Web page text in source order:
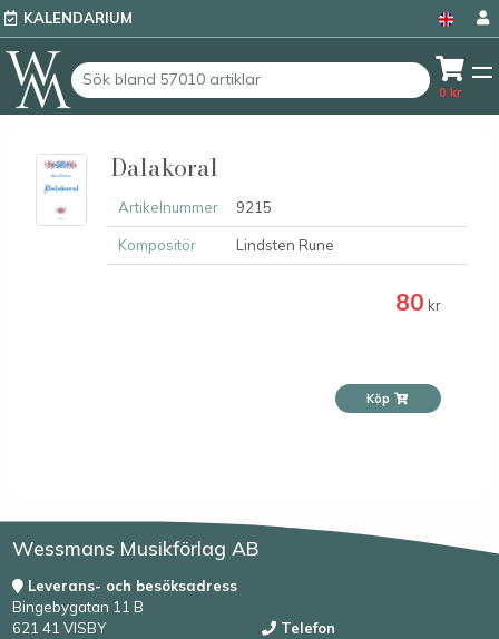
KALENDARIUM
0 kr
Dalakoral
Artikelnummer 9215
Kompositör Lindsten Rune
80 kr
Köp
Wessmans Musikförlag AB
Leverans- och besöksadress
Bingebygatan 11 B
621 41 VISBY
Telefon